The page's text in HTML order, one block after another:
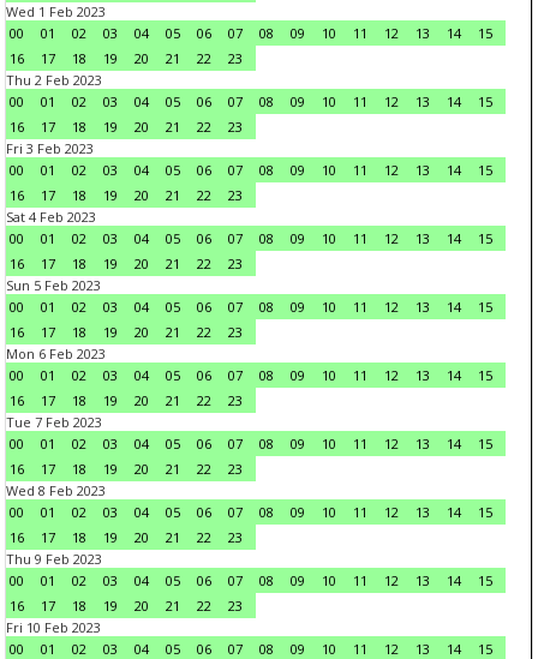
Wed 1 Feb 2023
00
01 02 03 04 05 06 07 08 09 10 11 12 13 14
15
16
17 18 19 20 21 22
23
Thu 2 Feb 2023
00
01 02 03 04 05 06 07 08 09 10 11 12 13 14
15
16
17 18 19 20 21 22
23
Fri 3 Feb 2023
00
01 02 03 04 05 06 07 08 09 10 11 12 13 14
15
16
17 18 19 20 21 22
23
Sat 4 Feb 2023
00
01 02 03 04 05 06 07 08 09 10 11 12 13 14
15
16
17 18 19 20 21 22
23
Sun 5 Feb 2023
00
01 02 03 04 05 06 07 08 09 10 11 12 13 14
15
16
17 18 19 20 21 22
23
Mon 6 Feb 2023
00
01 02 03 04 05 06 07 08 09 10 11 12 13 14
15
16
17 18 19 20 21 22
23
Tue 7 Feb 2023
00
01 02 03 04 05 06 07 08 09 10 11 12 13 14
15
16
17 18 19 20 21 22
23
Wed 8 Feb 2023
00
01 02 03 04 05 06 07 08 09 10 11 12 13 14
15
16
17 18 19 20 21 22
23
Thu 9 Feb 2023
00
01 02 03 04 05 06 07 08 09 10 11 12 13 14
15
16
17 18 19 20 21 22
23
Fri 10 Feb 2023
00
01 02 03 04 05 06 07 08 09 10 11 12 13 14
15